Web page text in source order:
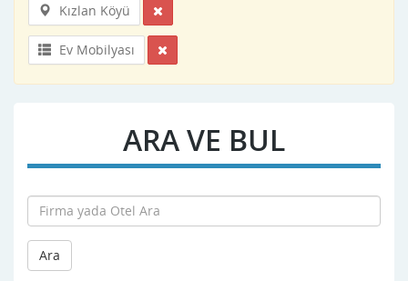
Kızlan Köyü
Ev Mobilyası
ARA VE BUL
Ara